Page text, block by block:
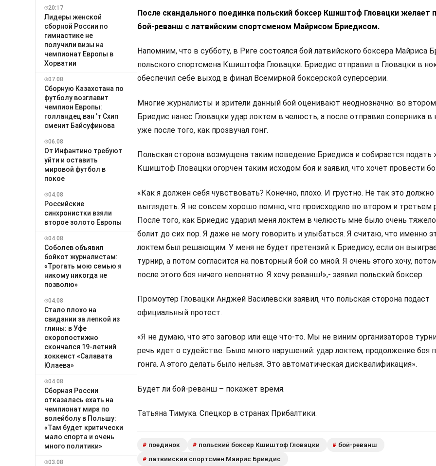
20:17
Лидеры женской
сборной России по
гимнастике не
получили визы на
чемпионат Европы в
Хорватии
07.08
Сборную Казахстана по
футболу возглавит
чемпион Европы:
голландец ван 'т Схип
сменит Байсуфинова
06.08
От Инфантино требуют
уйти и оставить
мировой футбол в
покое
04.08
Российские
синхронистки взяли
второе золото Европы
04.08
Соболев объявил
бойкот журналистам:
«Трогать мою семью я
никому никогда не
позволю»
04.08
Стало плохо на
свидании за лепкой из
глины: в Уфе
скоропостижно
скончался 19-летний
хоккеист «Салавата
Юлаева»
04.08
Сборная России
отказалась ехать на
чемпионат мира по
волейболу в Польшу:
«Там будет критически
мало спорта и очень
много политики»
03.08
После скандального поединка польский боксер Кшиштоф Гловацки желает
бой-реванш с латвийским спортсменом Майрисом Бриедисом.
Напомним, что в субботу, в Риге состоялся бой латвийского боксера Майриса
польского спортсмена Кшиштофа Гловацки. Бриедис отправил в Гловацки в
обеспечил себе выход в финал Всемирной боксерской суперсерии.
Многие журналисты и зрители данный бой оценивают неоднозначно: во
Бриедис нанес Гловацки удар локтем в челюсть, а после отправил соперника в
уже после того, как прозвучал гонг.
Польская сторона возмущена таким поведение Бриедиса и собирается подать
Кшиштоф Гловацки огорчен таким исходом боя и заявил, что хочет провести
«Как я должен себя чувствовать? Конечно, плохо. И грустно. Не так это
выглядеть. Я не совсем хорошо помню, что происходило во втором и третьем
После того, как Бриедис ударил меня локтем в челюсть мне было очень
болит до сих пор. Я даже не могу говорить и улыбаться. Я считаю, что именно
локтем был решающим. У меня не будет претензий к Бриедису, если он
турнир, а потом согласится на повторный бой со мной. Я очень этого хочу,
после этого боя ничего непонятно. Я хочу реванш!»,- заявил польский боксер.
Промоутер Гловацки Анджей Василевски заявил, что польская сторона подаст
официальный протест.
«Я не думаю, что это заговор или еще что-то. Мы не виним организаторов
речь идет о судействе. Было много нарушений: удар локтем, продолжение боя
гонга. А этого делать было нельзя. Это автоматическая дисквалификация».
Будет ли бой-реванш – покажет время.
Татьяна Тимука. Спецкор в странах Прибалтики.
# поединок # польский боксер Кшиштоф Гловацки # бой-реванш
# латвийский спортсмен Майрис Бриедис